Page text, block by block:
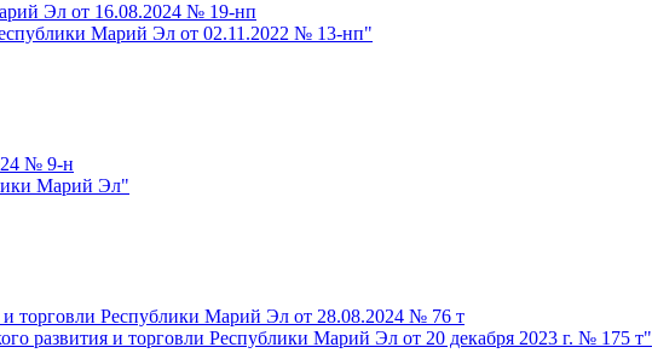
Эл от 16.08.2024 № 19-нп
Марий Эл от 02.11.2022 № 13-нп"
№ 9-н
Марий Эл"
торговли Республики Марий Эл от 28.08.2024 № 76 т
развития и торговли Республики Марий Эл от 20 декабря 2023 г. № 175 т"